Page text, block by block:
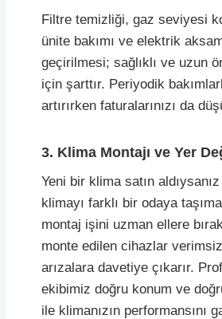
Filtre temizliği, gaz seviyesi
ünite bakımı ve elektrik
geçirilmesi; sağlıklı ve uzun
için şarttır. Periyodik
artırırken faturalarınızı da
3. Klima Montajı ve Yer
Yeni bir klima satın
klimayı farklı bir odaya
montaj işini uzman ellere
monte edilen cihazlar
arızalara davetiye çıkarır.
ekibimiz doğru konum ve
ile klimanızın performansını